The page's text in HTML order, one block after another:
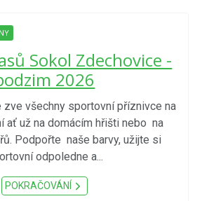
Sokol Zdechovice -
2026
všechny sportovní příznivce na
ať už na domácím hřišti nebo na
Podpořte naše barvy, užijte si
odpoledne a...
POKRAČOVÁNÍ